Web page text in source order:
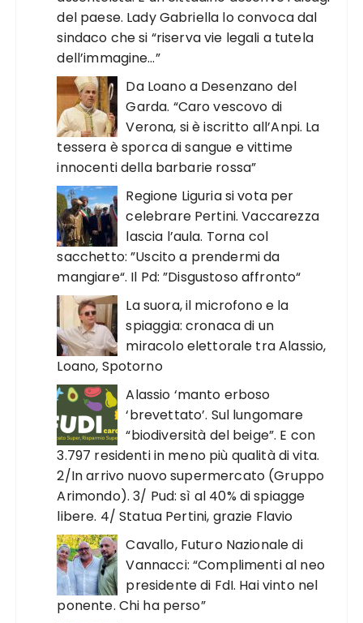
del paese. Lady Gabriella lo convoca dal
sindaco che si “riserva vie legali a tutela
dell’immagine…”
Da Loano a Desenzano del
Garda. “Caro vescovo di
Verona, si è iscritto all’Anpi. La
tessera è sporca di sangue e vittime
innocenti della barbarie rossa”
Regione Liguria si vota per
celebrare Pertini. Vaccarezza
lascia l’aula. Torna col
sacchetto: ”Uscito a prendermi da
mangiare“. Il Pd: ”Disgustoso affronto“
La suora, il microfono e la
spiaggia: cronaca di un
miracolo elettorale tra Alassio,
Loano, Spotorno
Alassio ‘manto erboso
‘brevettato’. Sul lungomare
“biodiversità del beige”. E con
3.797 residenti in meno più qualità di vita.
2/In arrivo nuovo supermercato (Gruppo
Arimondo). 3/ Pud: sì al 40% di spiagge
libere. 4/ Statua Pertini, grazie Flavio
Cavallo, Futuro Nazionale di
Vannacci: “Complimenti al neo
presidente di FdI. Hai vinto nel
ponente. Chi ha perso”